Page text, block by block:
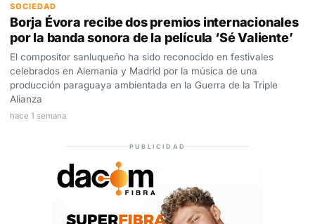
SOCIEDAD
Borja Évora recibe dos premios internacionales
por la banda sonora de la película ‘Sé Valiente’
El compositor sanluqueño ha sido reconocido en festivales
celebrados en Alemania y Madrid por la música de una
producción paraguaya ambientada en la Guerra de la Triple
Alianza
hace 1 semana
PUBLICIDAD